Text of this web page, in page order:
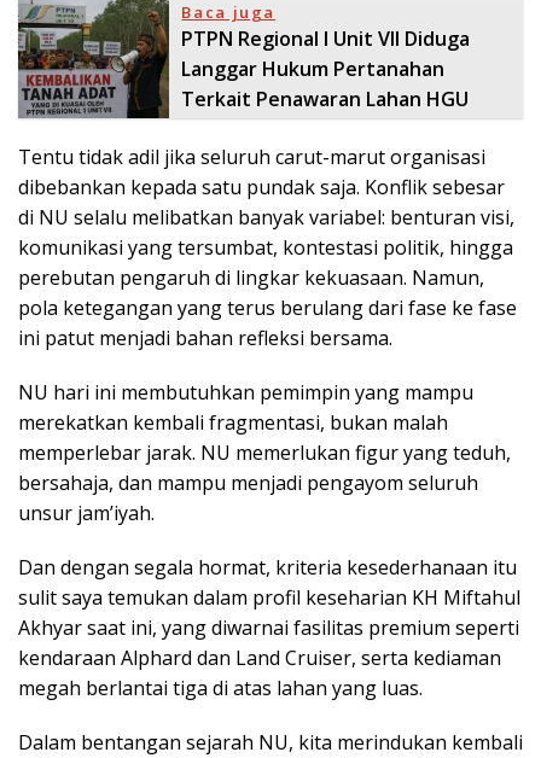
Baca juga
PTPN Regional I Unit VII Diduga
Langgar Hukum Pertanahan
Terkait Penawaran Lahan HGU
Tentu tidak adil jika seluruh carut-marut organisasi
dibebankan kepada satu pundak saja. Konflik sebesar
di NU selalu melibatkan banyak variabel: benturan visi,
komunikasi yang tersumbat, kontestasi politik, hingga
perebutan pengaruh di lingkar kekuasaan. Namun,
pola ketegangan yang terus berulang dari fase ke fase
ini patut menjadi bahan refleksi bersama.
NU hari ini membutuhkan pemimpin yang mampu
merekatkan kembali fragmentasi, bukan malah
memperlebar jarak. NU memerlukan figur yang teduh,
bersahaja, dan mampu menjadi pengayom seluruh
unsur jam’iyah.
Dan dengan segala hormat, kriteria kesederhanaan itu
sulit saya temukan dalam profil keseharian KH Miftahul
Akhyar saat ini, yang diwarnai fasilitas premium seperti
kendaraan Alphard dan Land Cruiser, serta kediaman
megah berlantai tiga di atas lahan yang luas.
Dalam bentangan sejarah NU, kita merindukan kembali